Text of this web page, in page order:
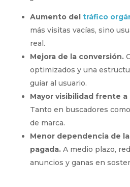
Aumento del tráfico
más visitas vacías, sino
real.
Mejora de la conversión.
optimizados y una
guiar al usuario.
Mayor visibilidad frente
Tanto en buscadores
de marca.
Menor dependencia de
pagada.A medio plazo,
anuncios y ganas en